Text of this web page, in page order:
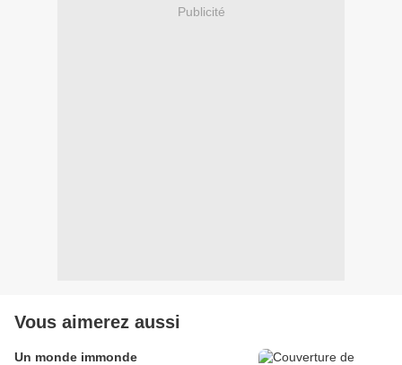
Publicité
Vous aimerez aussi
Un monde immonde